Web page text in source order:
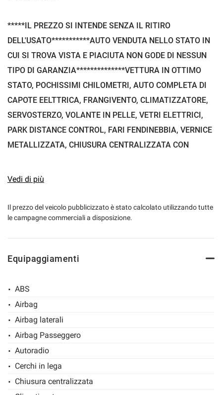
*****IL PREZZO SI INTENDE SENZA IL RITIRO
DELL'USATO***********AUTO VENDUTA NELLO STATO IN
CUI SI TROVA VISTA E PIACIUTA NON GODE DI NESSUN
TIPO DI GARANZIA**************VETTURA IN OTTIMO
STATO, POCHISSIMI CHILOMETRI, AUTO COMPLETA DI
CAPOTE EELTTRICA, FRANGIVENTO, CLIMATIZZATORE,
SERVOSTERZO, VOLANTE IN PELLE, VETRI ELETTRICI,
PARK DISTANCE CONTROL, FARI FENDINEBBIA, VERNICE
METALLIZZATA, CHIUSURA CENTRALIZZATA CON
ECC.ECC.*********************PER MAGGIORI INFO,
NON ESITATE A CONTATTARE IL 338-4809406 FABIO
ANCHE WH OPPURE ALLO 0575-810453*********
Vedi di più
Il prezzo del veicolo pubblicizzato è stato calcolato utilizzando tutte
le campagne commerciali a disposizione.
Equipaggiamenti
ABS
Airbag
Airbag laterali
Airbag Passeggero
Autoradio
Cerchi in lega
Chiusura centralizzata